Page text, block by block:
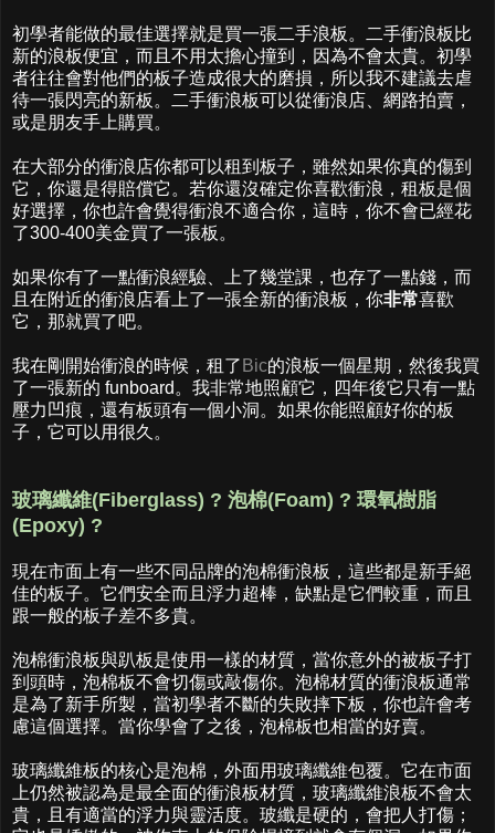
初學者能做的最佳選擇就是買一張二手浪板。二手衝浪板比
新的浪板便宜，而且不用太擔心撞到，因為不會太貴。初學
者往往會對他們的板子造成很大的磨損，所以我不建議去虐
待一張閃亮的新板。二手衝浪板可以從衝浪店、網路拍賣，
或是朋友手上購買。
在大部分的衝浪店你都可以租到板子，雖然如果你真的傷到
它，你還是得賠償它。若你還沒確定你喜歡衝浪，租板是個
好選擇，你也許會覺得衝浪不適合你，這時，你不會已經花
了300-400美金買了一張板。
如果你有了一點衝浪經驗、上了幾堂課，也存了一點錢，而
且在附近的衝浪店看上了一張全新的衝浪板，你非常喜歡
它，那就買了吧。
我在剛開始衝浪的時候，租了 Bic的浪板一個星期，然後我買
了一張新的 funboard。我非常地照顧它，四年後它只有一點
壓力凹痕，還有板頭有一個小洞。如果你能照顧好你的板
子，它可以用很久。
玻璃纖維(Fiberglass) ? 泡棉(Foam) ? 環氧樹脂
(Epoxy) ?
現在市面上有一些不同品牌的泡棉衝浪板，這些都是新手絕
佳的板子。它們安全而且浮力超棒，缺點是它們較重，而且
跟一般的板子差不多貴。
泡棉衝浪板與趴板是使用一樣的材質，當你意外的被板子打
到頭時，泡棉板不會切傷或敲傷你。泡棉材質的衝浪板通常
是為了新手所製，當初學者不斷的失敗摔下板，你也許會考
慮這個選擇。當你學會了之後，泡棉板也相當的好賣。
玻璃纖維板的核心是泡棉，外面用玻璃纖維包覆。它在市面
上仍然被認為是最全面的衝浪板材質，玻璃纖維浪板不會太
貴，且有適當的浮力與靈活度。玻纖是硬的，會把人打傷；